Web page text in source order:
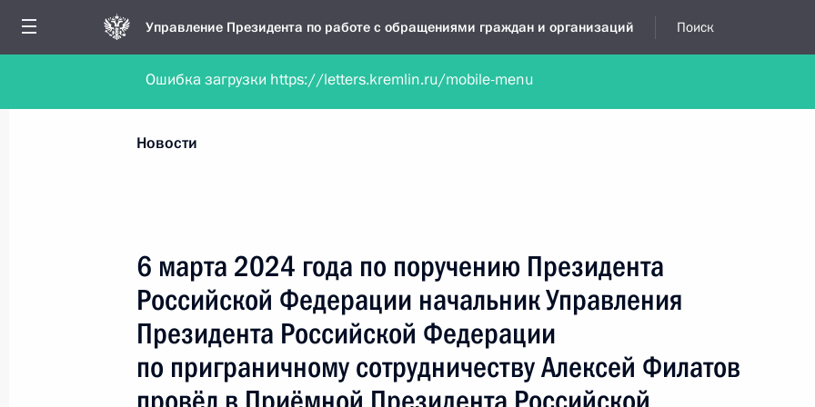
Управление Президента по работе с обращениями граждан и организаций Поиск
Обратиться в форме электронного документа Обратиться в устной форме
Все новости
Все руководители, регионы, города и темы
Новости
6 марта 2024 года по поручению Президента
Российской Федерации начальник Управления
Президента Российской Федерации
по приграничному сотрудничеству Алексей Филатов
Ошибка загрузки https://letters.kremlin.ru/mobile-menu